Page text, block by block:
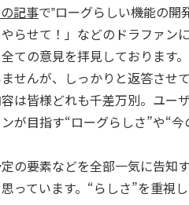
記事で‟ローグらしい機能の
らせて！」などのドラファン
ての意見を拝見しております
せんが、しっかりと返答させ
は皆様どれも千差万別。ユー
が目指す“ローグらしさ”や“
の要素などを全部一気に告知
っています。“らしさ”を重視